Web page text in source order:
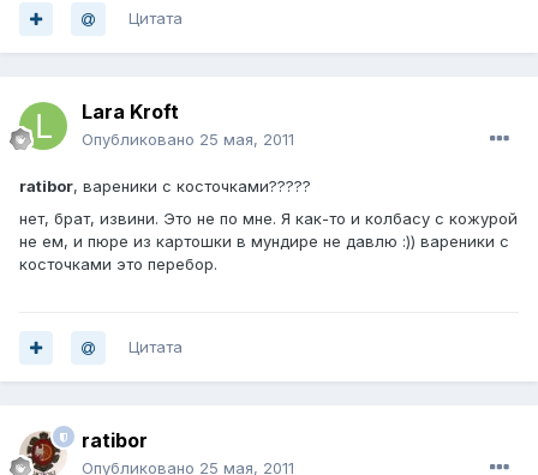
Цитата
Lara Kroft
Опубликовано 25 мая, 2011
ratibor, вареники с косточками?????
нет, брат, извини. Это не по мне. Я как-то и колбасу с кожурой
не ем, и пюре из картошки в мундире не давлю :)) вареники с
косточками это перебор.
Цитата
ratibor
Опубликовано 25 мая, 2011